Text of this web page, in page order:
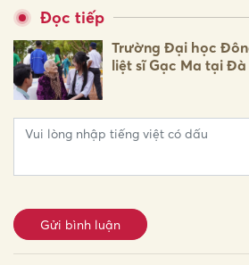
Đọc tiếp
Trường Đại học
liệt sĩ Gạc Ma tại Đà
Gửi bình luận